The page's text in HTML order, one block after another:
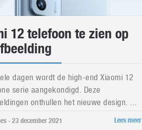
12 telefoon te zien op
dagen wordt de high-end Xiaomi 12
serie aangekondigd. Deze
onthullen het nieuwe design. ...
- 23 december 2021 Lees meer